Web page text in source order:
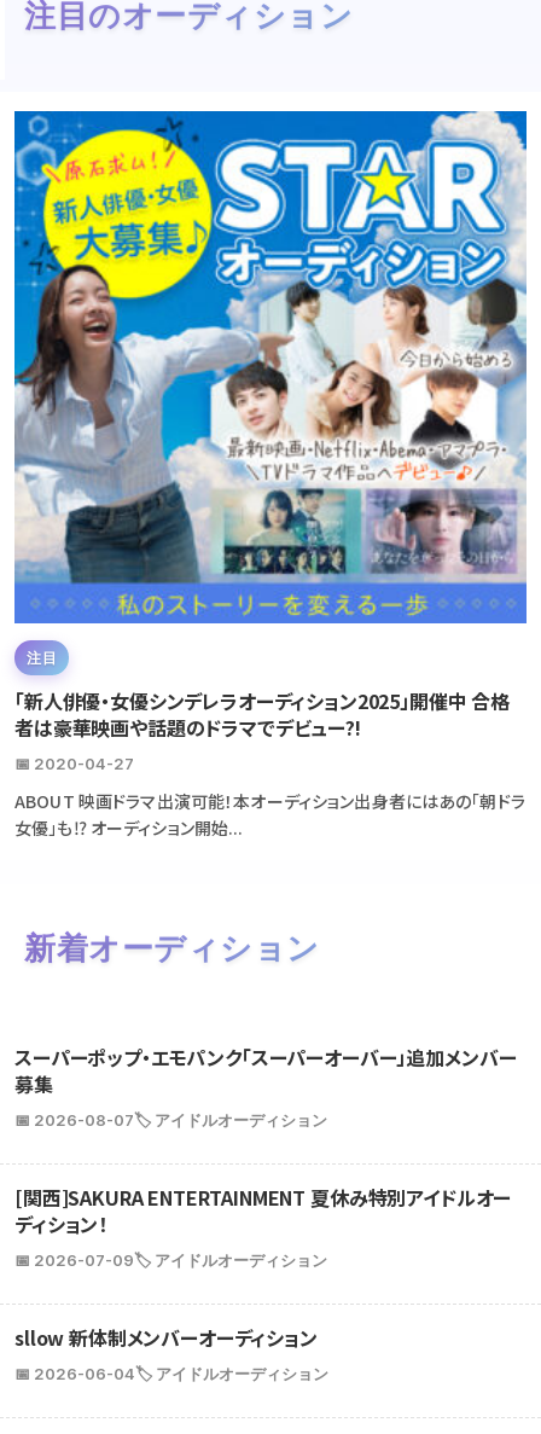
注目のオーディション
注目
「新人俳優・女優シンデレラオーディション2025」開催中 合格
者は豪華映画や話題のドラマでデビュー?!
📅 2020-04-27
ABOUT 映画ドラマ出演可能！本オーディション出身者にはあの「朝ドラ
女優」も⁉ オーディション開始...
新着オーディション
スーパーポップ・エモパンク「スーパーオーバー」追加メンバー
募集
📅 2026-08-07🏷️ アイドルオーディション
[関西]SAKURA ENTERTAINMENT 夏休み特別アイドルオー
ディション！
📅 2026-07-09🏷️ アイドルオーディション
sllow 新体制メンバーオーディション
📅 2026-06-04🏷️ アイドルオーディション